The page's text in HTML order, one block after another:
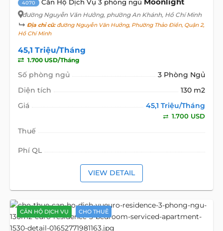
4070 Căn Hộ Dịch Vụ 3 phòng ngủ
đường Nguyễn Văn Hưởng, phường An Khánh, Hồ Chí Minh
Địa chỉ cũ:đường Nguyễn Văn Hưởng, Phường Thảo Điền, Quận 2,
Hồ Chí Minh
45,1 Triệu/Tháng
1.700 USD/Tháng
Số phòng ngủ
3 Phòng Ngủ
Diện tích
130 m2
Giá
45,1 Triệu/Tháng
1.700 USD
Thuế
Phí QL
VIEW DETAIL
CĂN HỘ DỊCH VỤ CHO THUÊ